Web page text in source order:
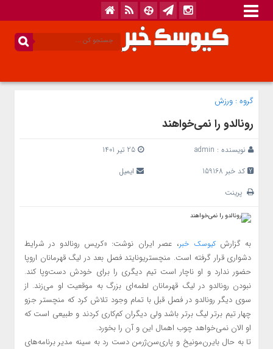
گروه : ورزش
رونالدو را نمی‌خواهند
نویسنده : admin
25 تیر 1401
کد خبر 159168
ایمیل
پرینت
به گزارشکیوسک خبر، عصر ایران نوشت:‌ «کریس رونالدو در شرایط
دشواری قرار گرفته است. منچستریونایتد فصل بعد در لیگ قهرمانان اروپا
حضور ندارد و او ناچار است تیم دیگری را برای خودش دست‌وپا کند.
نبودن رونالدو در لیگ قهرمانان لطمه‌ای بزرگ به موقعیت او می‌زند. از
سوی دیگر رونالدو در فصل قبل با تمام وجود تلاش کرد که منچستر جزو
چهار تیم برتر لیگ برتر باشد ولی دیگران کم‌کاری کردند و طبیعی است که
او الان نمی‌خواهد چوب اهمال این و آن را بخورد.
تا به حال بایرن‌مونیخ و پاری‌سن‌ژرمن دست رد به سینه مدیر برنامه‌های